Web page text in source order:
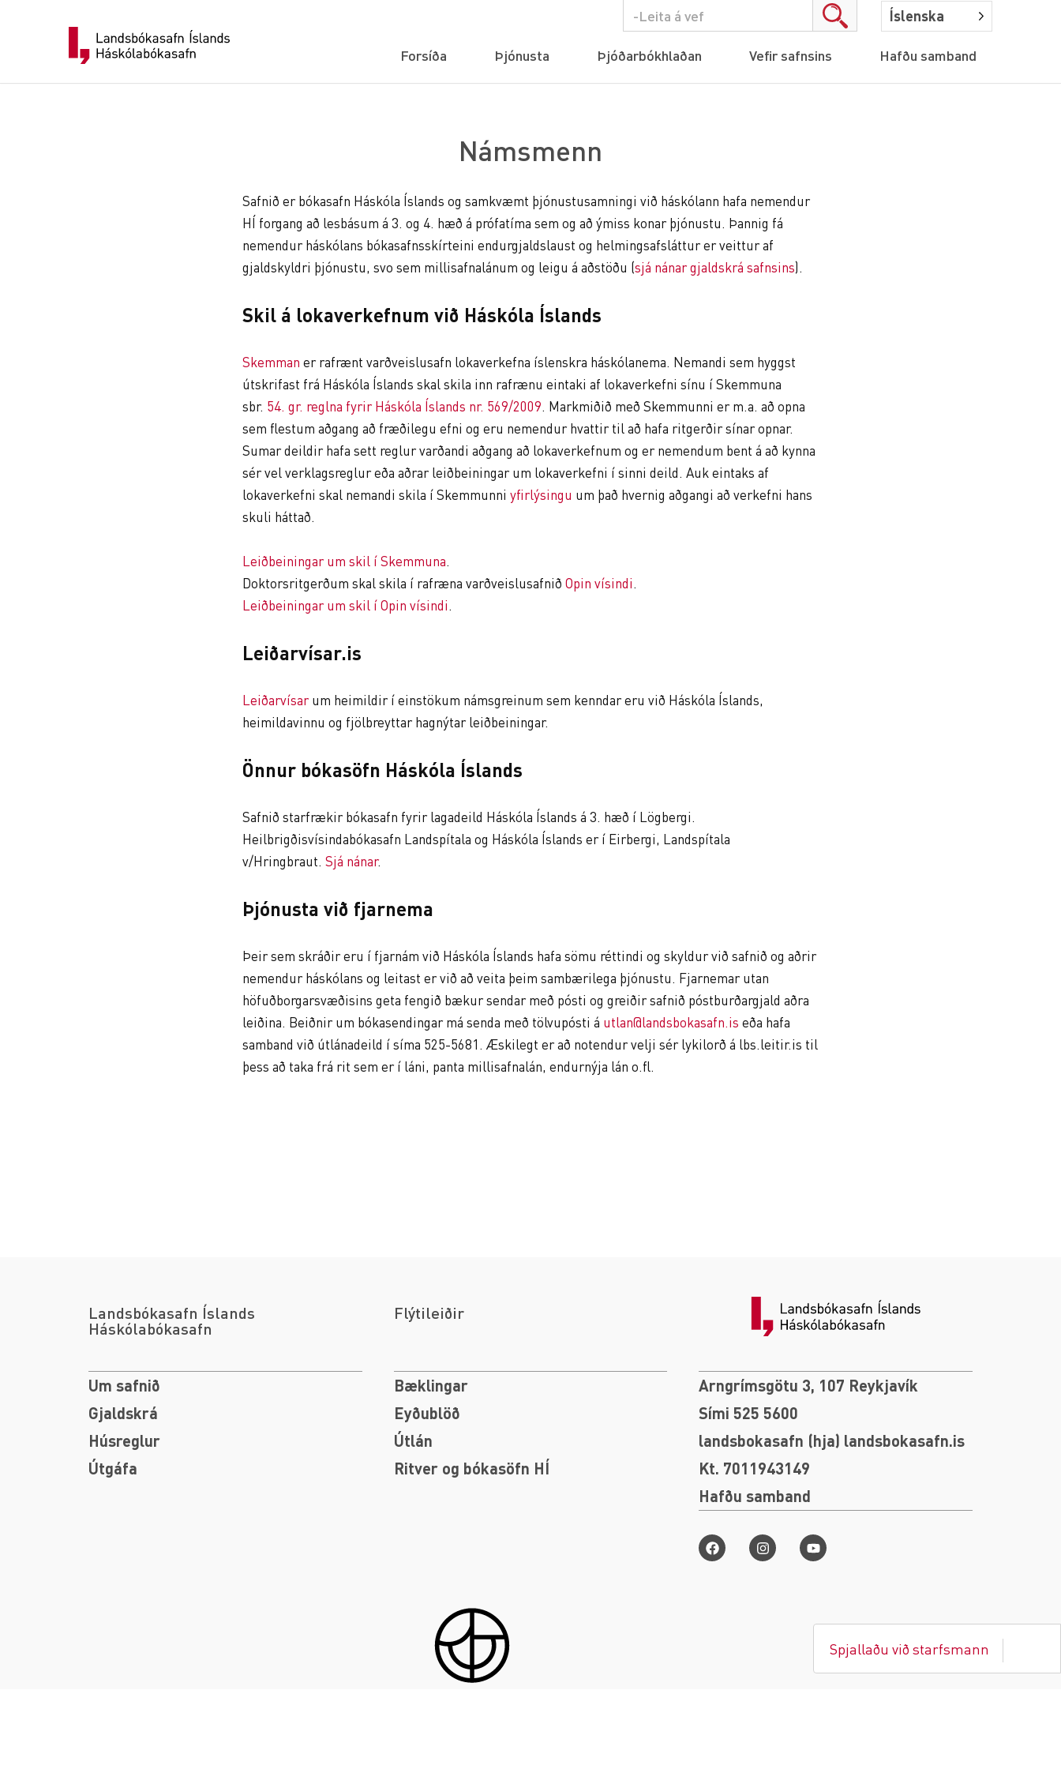
Spjallaðu við starfsmann
content
Íslenska
Forsíða Þjónusta Þjóðarbókhlaðan Vefir safnsins Hafðu samband
Námsmenn
Safnið er bókasafn Háskóla Íslands og samkvæmt þjónustusamningi við háskólann hafa nemendur
HÍ forgang að lesbásum á 3. og 4. hæð á prófatíma sem og að ýmiss konar þjónustu. Þannig fá
nemendur háskólans bókasafnsskírteini endurgjaldslaust og helmingsafsláttur er veittur af
gjaldskyldri þjónustu, svo sem millisafnalánum og leigu á aðstöðu (sjá nánar gjaldskrá safnsins).
Skil á lokaverkefnum við Háskóla Íslands
Skemman er rafrænt varðveislusafn lokaverkefna íslenskra háskólanema. Nemandi sem hyggst
útskrifast frá Háskóla Íslands skal skila inn rafrænu eintaki af lokaverkefni sínu í Skemmuna
sbr. 54. gr. reglna fyrir Háskóla Íslands nr. 569/2009. Markmiðið með Skemmunni er m.a. að opna
sem flestum aðgang að fræðilegu efni og eru nemendur hvattir til að hafa ritgerðir sínar opnar.
Sumar deildir hafa sett reglur varðandi aðgang að lokaverkefnum og er nemendum bent á að kynna
sér vel verklagsreglur eða aðrar leiðbeiningar um lokaverkefni í sinni deild. Auk eintaks af
lokaverkefni skal nemandi skila í Skemmunni yfirlýsingu um það hvernig aðgangi að verkefni hans
skuli háttað.
Leiðbeiningar um skil í Skemmuna.
Doktorsritgerðum skal skila í rafræna varðveislusafnið Opin vísindi.
Leiðbeiningar um skil í Opin vísindi.
Leiðarvísar.is
Leiðarvísarum heimildir í einstökum námsgreinum sem kenndar eru við Háskóla Íslands,
heimildavinnu og fjölbreyttar hagnýtar leiðbeiningar.
Önnur bókasöfn Háskóla Íslands
Safnið starfrækir bókasafn fyrir lagadeild Háskóla Íslands á 3. hæð í Lögbergi.
Heilbrigðisvísindabókasafn Landspítala og Háskóla Íslands er í Eirbergi, Landspítala
v/Hringbraut. Sjá nánar.
Þjónusta við fjarnema
Þeir sem skráðir eru í fjarnám við Háskóla Íslands hafa sömu réttindi og skyldur við safnið og aðrir
nemendur háskólans og leitast er við að veita þeim sambærilega þjónustu. Fjarnemar utan
höfuðborgarsvæðisins geta fengið bækur sendar með pósti og greiðir safnið póstburðargjald aðra
leiðina. Beiðnir um bókasendingar má senda með tölvupósti á utlan@landsbokasafn.is eða hafa
samband við útlánadeild í síma 525-5681. Æskilegt er að notendur velji sér lykilorð á lbs.leitir.is til
þess að taka frá rit sem er í láni, panta millisafnalán, endurnýja lán o.fl.
Landsbókasafn Íslands
Háskólabókasafn
Um safnið
Gjaldskrá
Húsreglur
Útgáfa
Flýtileiðir
Bæklingar
Eyðublöð
Útlán
Ritver og bókasöfn HÍ
Arngrímsgötu 3, 107 Reykjavík
Sími 525 5600
landsbokasafn (hja) landsbokasafn.is
Kt. 7011943149
Hafðu samband